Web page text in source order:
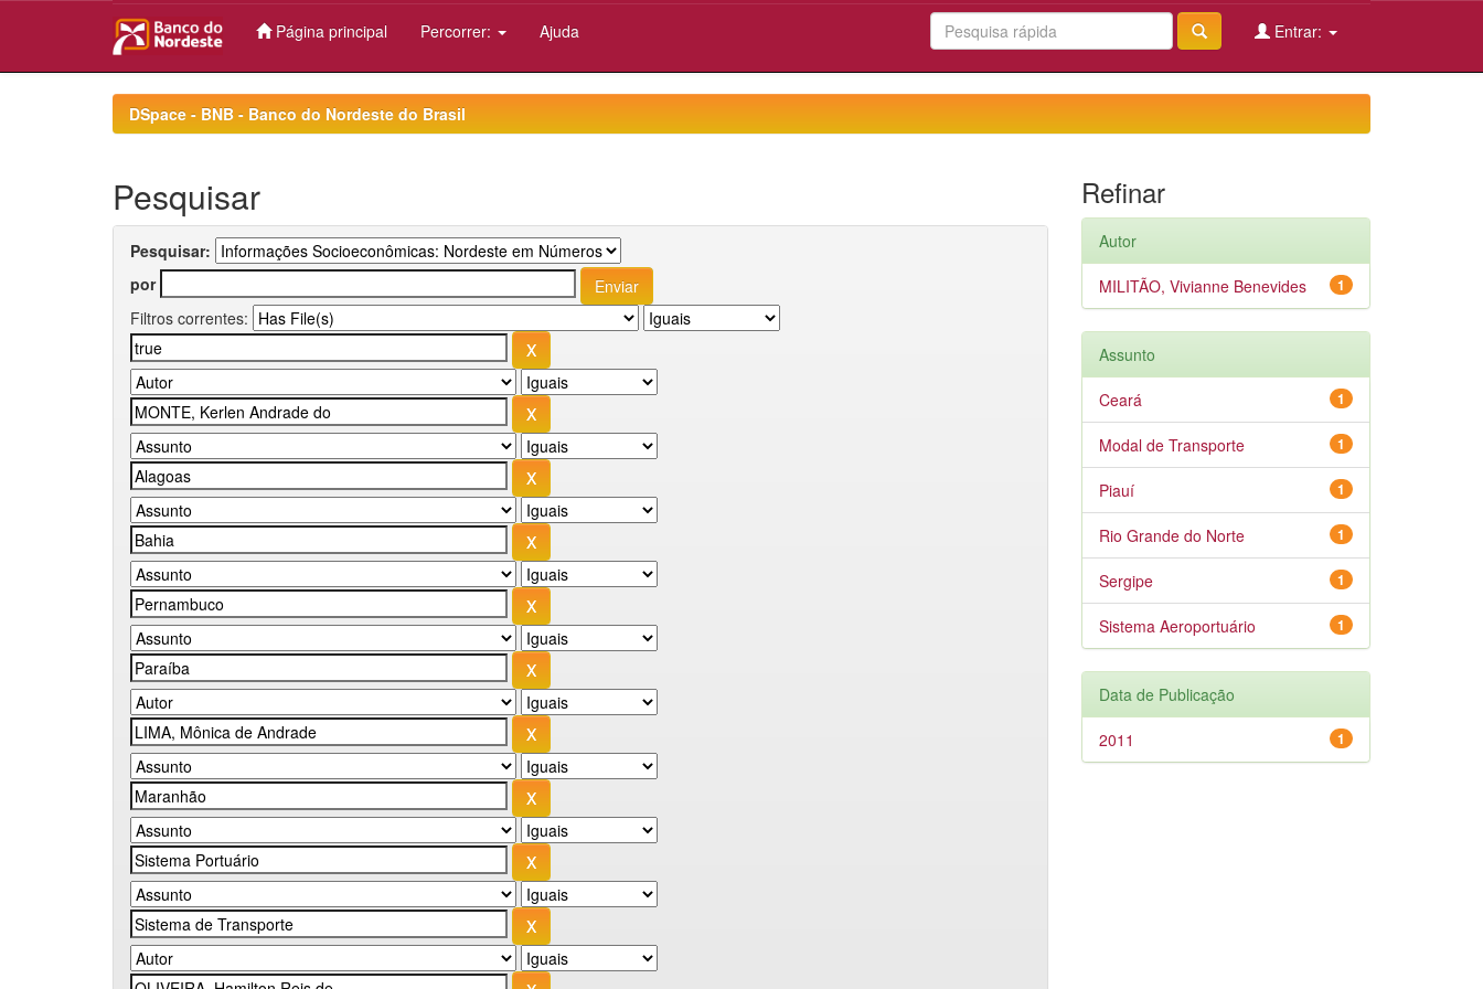
Página principal Percorrer: Ajuda Entrar:
DSpace - BNB - Banco do Nordeste do Brasil
Pesquisar
Pesquisar:
por
Filtros correntes:
Refinar
Autor
1
MILITÃO, Vivianne Benevides
Assunto
1
Ceará
1
Modal de Transporte
1
Piauí
1
Rio Grande do Norte
1
Sergipe
1
Sistema Aeroportuário
Data de Publicação
1
2011